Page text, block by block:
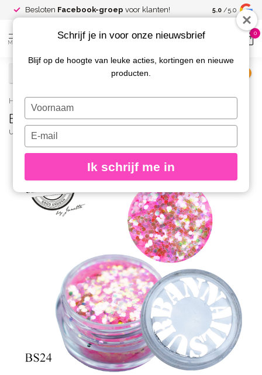
Besloten Facebook-groep voor klanten! Spaar voor
kortingen
5.0 /5.0
MENU
0
Home / Big Sparkle Glitter 24
Big Sparkle Glitter 24
URBAN NAILS
Schrijf je in voor onze nieuwsbrief
Blijf op de hoogte van leuke acties, kortingen en nieuwe
producten.
Typ
je
naam
Typ
je
e-
in
Ik schrijf me in